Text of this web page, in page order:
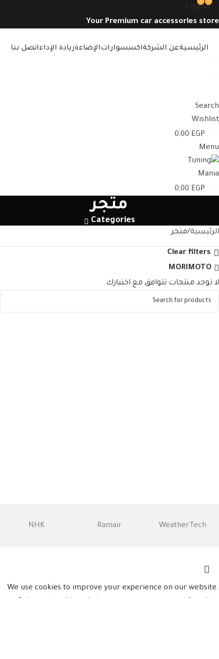
English
Your Premium car accessories store
الرئيسيةعن الشركةاكسسواراتالإضاءةزيادة الإداءاتصل بنا
Search
Wishlist
0
0,00 EGP
Menu
0
0,00 EGP
متجر
Categories
الرئيسية متجر
Clear filters
MORIMOTO
لا توجد منتجات تتوافق مع اختيارك.
WeatherTech
Ramair
NHK
We use cookies to improve your experience on our website.
0